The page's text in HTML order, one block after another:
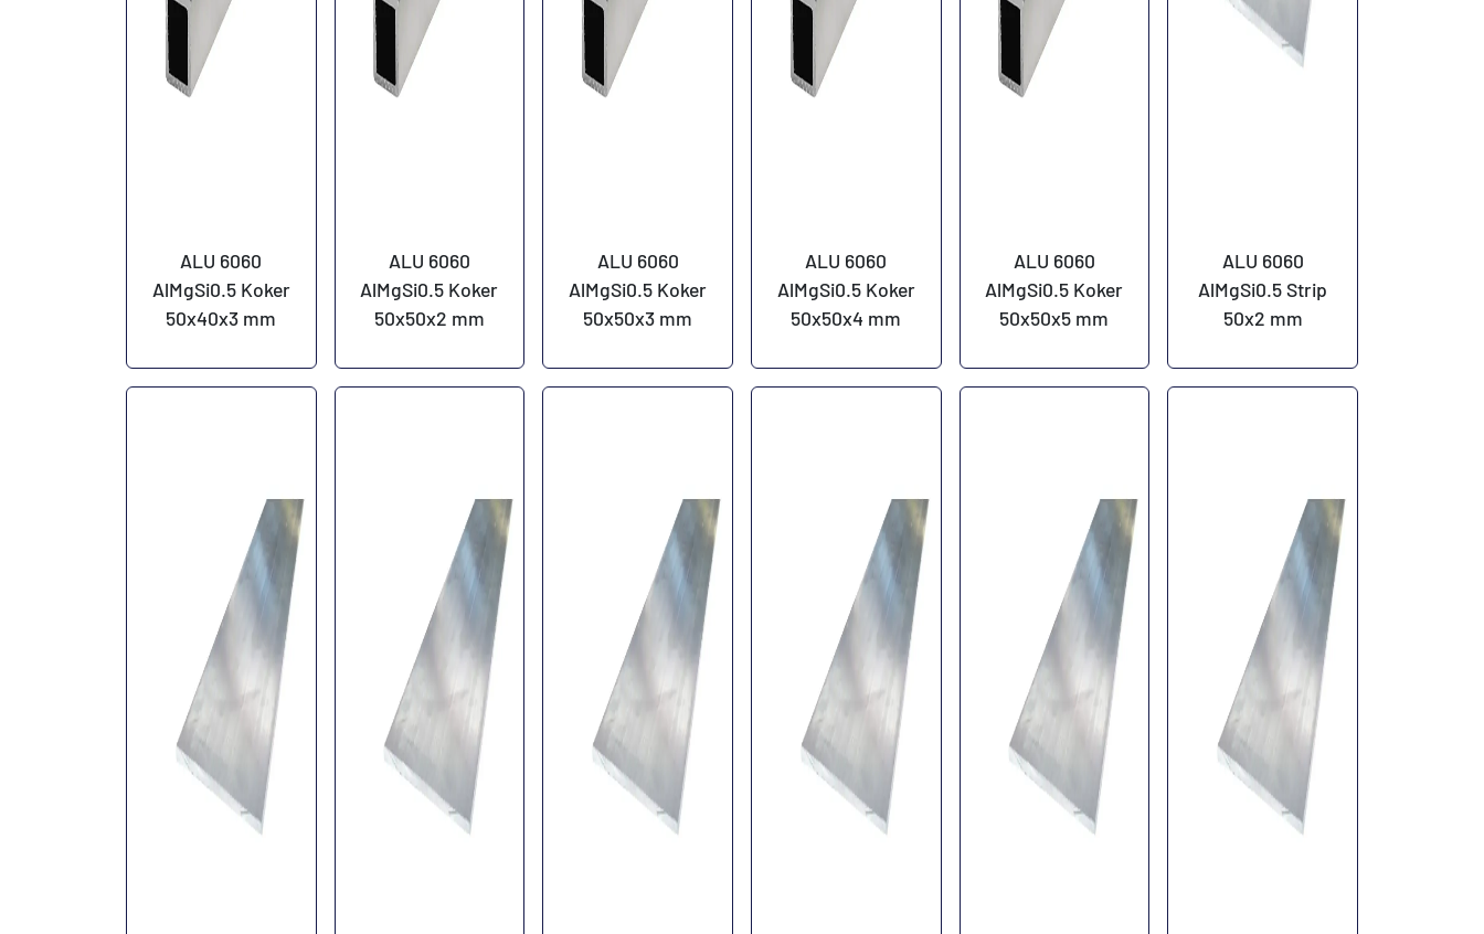
ALU 6060
AlMgSi0.5 Koker
50x40x3 mm
ALU 6060
AlMgSi0.5 Koker
50x50x2 mm
ALU 6060
AlMgSi0.5 Koker
50x50x3 mm
ALU 6060
AlMgSi0.5 Koker
50x50x4 mm
ALU 6060
AlMgSi0.5 Koker
50x50x5 mm
ALU 6060
AlMgSi0.5 Strip
50x2 mm